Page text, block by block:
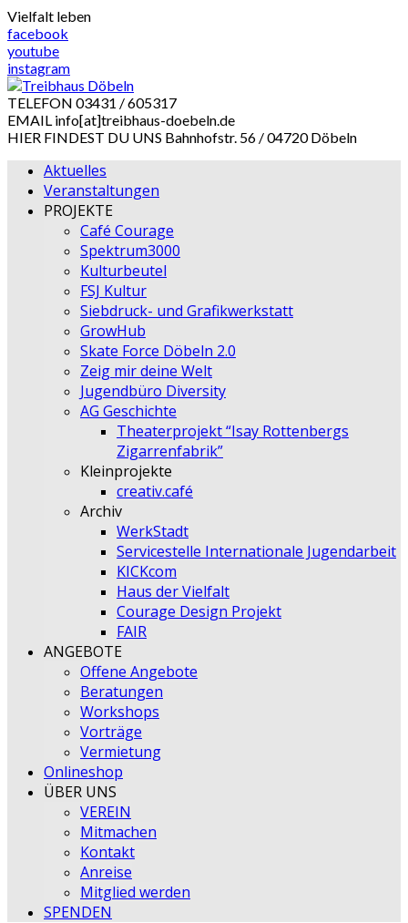
Skip
to
content
Vielfalt leben
facebook
youtube
instagram
TELEFON 03431 / 605317
EMAIL info[at]treibhaus-doebeln.de
HIER FINDEST DU UNS Bahnhofstr. 56 / 04720 Döbeln
Aktuelles
Veranstaltungen
PROJEKTE
Café Courage
Spektrum3000
Kulturbeutel
FSJ Kultur
Siebdruck- und Grafikwerkstatt
GrowHub
Skate Force Döbeln 2.0
Zeig mir deine Welt
Jugendbüro Diversity
AG Geschichte
Theaterprojekt “Isay Rottenbergs
Zigarrenfabrik”
Kleinprojekte
creativ.café
Archiv
WerkStadt
Servicestelle Internationale Jugendarbeit
KICKcom
Haus der Vielfalt
Courage Design Projekt
FAIR
ANGEBOTE
Offene Angebote
Beratungen
Workshops
Vorträge
Vermietung
Onlineshop
ÜBER UNS
VEREIN
Mitmachen
Kontakt
Anreise
Mitglied werden
SPENDEN